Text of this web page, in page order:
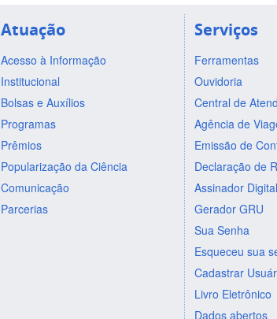
Atuação
Acesso à Informação
Institucional
Bolsas e Auxílios
Programas
Prêmios
Popularização da Ciência
Comunicação
Parcerias
Serviços
Ferramentas
Ouvidoria
Central de
Agência de
Emissão de
Declaração de
Assinador Digital
Gerador GRU
Sua Senha
Esqueceu sua
Cadastrar
Livro Eletrônico
Dados abertos